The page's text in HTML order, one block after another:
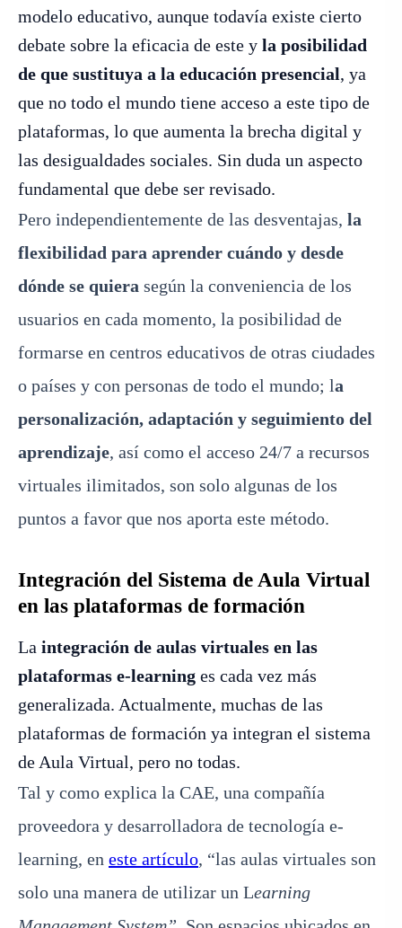
modelo educativo, aunque todavía existe cierto
debate sobre la eficacia de este y la posibilidad
de que sustituya a la educación presencial, ya
que no todo el mundo tiene acceso a este tipo de
plataformas, lo que aumenta la brecha digital y
las desigualdades sociales. Sin duda un aspecto
fundamental que debe ser revisado.
Pero independientemente de las desventajas, la
flexibilidad para aprender cuándo y desde
dónde se quiera según la conveniencia de los
usuarios en cada momento, la posibilidad de
formarse en centros educativos de otras ciudades
o países y con personas de todo el mundo; la
personalización, adaptación y seguimiento del
aprendizaje, así como el acceso 24/7 a recursos
virtuales ilimitados, son solo algunas de los
puntos a favor que nos aporta este método.
Integración del Sistema de Aula Virtual
en las plataformas de formación
La integración de aulas virtuales en las
plataformas e-learning es cada vez más
generalizada. Actualmente, muchas de las
plataformas de formación ya integran el sistema
de Aula Virtual, pero no todas.
Tal y como explica la CAE, una compañía
proveedora y desarrolladora de tecnología e-
learning, en este artículo, “las aulas virtuales son
solo una manera de utilizar un Learning